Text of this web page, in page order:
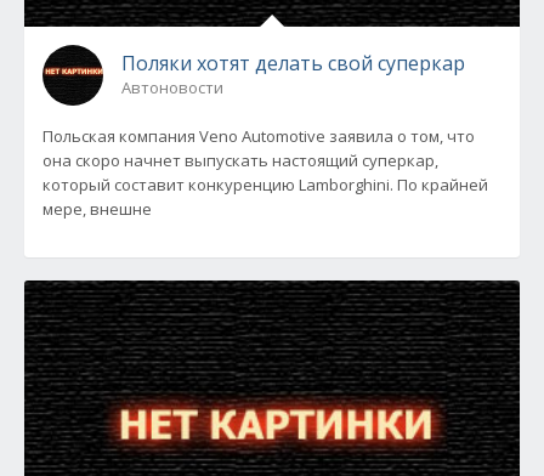
Поляки хотят делать свой суперкар
Автоновости
Польская компания Veno Automotive заявила о том, что
она скоро начнет выпускать настоящий суперкар,
который составит конкуренцию Lamborghini. По крайней
мере, внешне